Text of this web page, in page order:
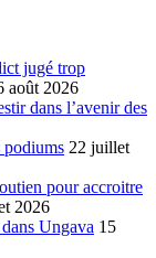
jugé trop
août 2026
dans l’avenir des
podiums 22 juillet
pour accroitre
2026
Ungava 15